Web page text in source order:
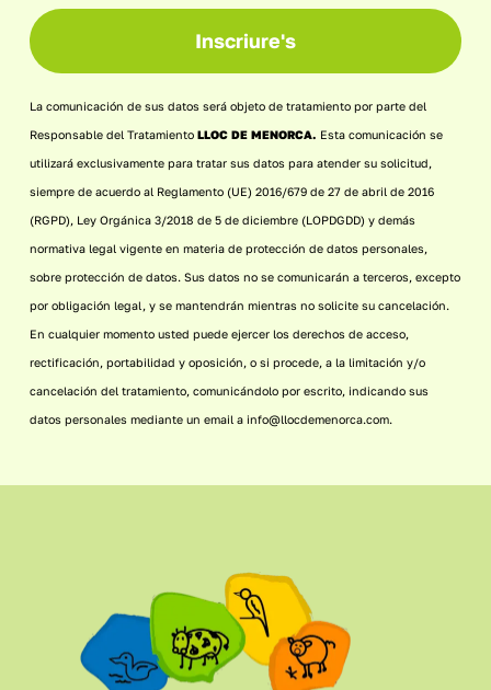
Inscriure's
Contact
Email *
La comunicación de sus datos será objeto de tratamiento por parte del
Responsable del Tratamiento LLOC DE MENORCA. Esta comunicación se
utilizará exclusivamente para tratar sus datos para atender su solicitud,
siempre de acuerdo al Reglamento (UE) 2016/679 de 27 de abril de 2016
(RGPD), Ley Orgánica 3/2018 de 5 de diciembre (LOPDGDD) y demás
normativa legal vigente en materia de protección de datos personales,
sobre protección de datos. Sus datos no se comunicarán a terceros, excepto
por obligación legal, y se mantendrán mientras no solicite su cancelación.
En cualquier momento usted puede ejercer los derechos de acceso,
rectificación, portabilidad y oposición, o si procede, a la limitación y/o
cancelación del tratamiento, comunicándolo por escrito, indicando sus
datos personales mediante un email a info@llocdemenorca.com.